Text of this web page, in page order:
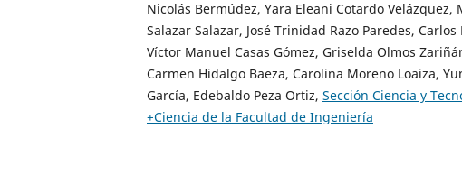
Kaza S, Yao L, Bhada-Tata P, Van Woerden F. What a
Waste 2.0: A Global Snapshot of Solid Waste Management
to 2050. Washington, D. C.: World Bank; 2018.
Falkowski PG, Fenchel T, DeLong EF. The microbial
engines that drive Earth’s biogeochemical cycles.
Nicolás Bermúdez, Yara Eleani Cotardo
Salazar Salazar, José Trinidad Razo Paredes,
Víctor Manuel Casas Gómez, Griselda Olmos
Carmen Hidalgo Baeza, Carolina Moreno Loaiza,
García, Edebaldo Peza Ortiz, Sección Ciencia y
+Ciencia de la Facultad de Ingeniería